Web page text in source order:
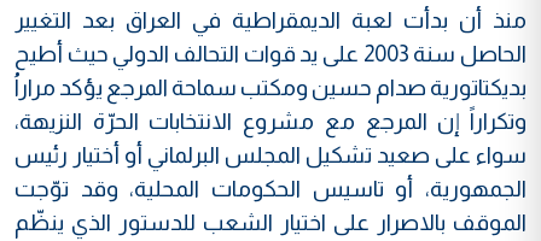
منذ أن بدأت لعبة الديمقراطية في العراق بعد التغيير
الحاصل سنة 2003 على يد قوات التحالف الدولي حيث أطيح
بديكتاتورية صدام حسين ومكتب سماحة المرجع يؤكد مراراُ
وتكراراً إن المرجع مع مشروع الانتخابات الحرّة النزيهة،
سواء على صعيد تشكيل المجلس البرلماني أو أختيار رئيس
الجمهورية، أو تاسيس الحكومات المحلية، وقد توّجت
الموقف بالاصرار على اختيار الشعب للدستور الذي ينظّم